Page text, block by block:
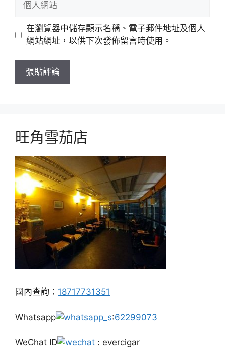
站
在瀏覽器中儲存顯示名稱、電子郵件地址及個人
網站網址，以供下次發佈留言時使用。
旺角雪茄店
國內查詢： 18717731351
Whatsapp :62299073
WeChat ID : evercigar